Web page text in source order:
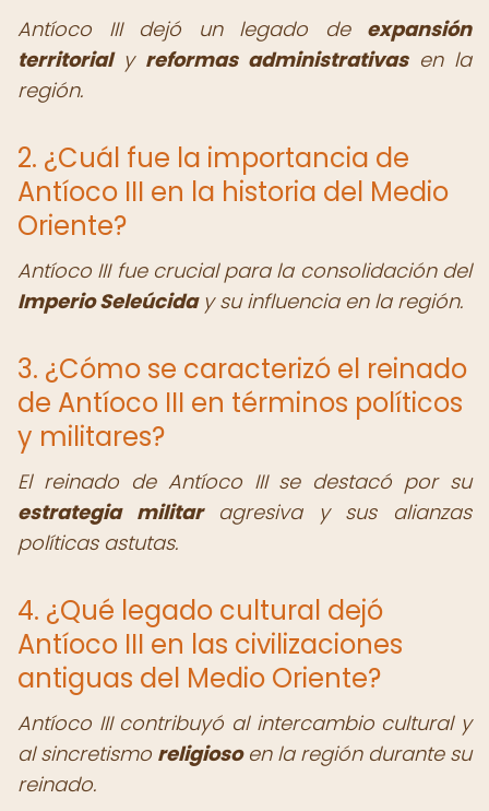
Antíoco III dejó un legado de expansión
territorialy reformas administrativasen la
región.
2. ¿Cuál fue la importancia de
Antíoco III en la historia del Medio
Oriente?
Antíoco III fue crucial para la consolidación del
Imperio Seleúciday su influencia en la región.
3. ¿Cómo se caracterizó el reinado
de Antíoco III en términos políticos
y militares?
El reinado de Antíoco III se destacó por su
estrategia militaragresiva y sus alianzas
políticas astutas.
4. ¿Qué legado cultural dejó
Antíoco III en las civilizaciones
antiguas del Medio Oriente?
Antíoco III contribuyó al intercambio cultural y
al sincretismo religiosoen la región durante su
reinado.